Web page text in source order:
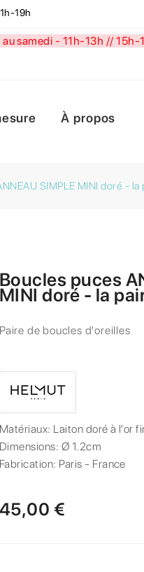
19h
au samedi - 11h-13h //
À propos
SIMPLE MINI doré - la
Boucles puces
MINI doré - la
Paire de boucles d'oreilles
Matériaux: Laiton doré à l'or
Dimensions: Ø 1.2cm
Fabrication: Paris - France
45,00 €